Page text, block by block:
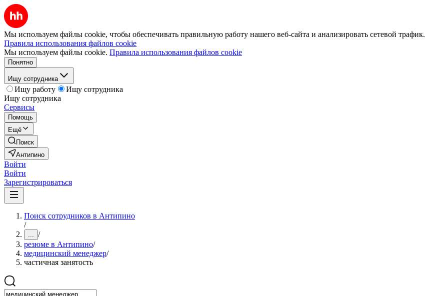
Мы используем файлы cookie, чтобы обеспечивать правильную работу нашего веб-сайта и анализировать сетевой трафик.
Правила использования файлов cookie
Мы используем файлы cookie. Правила использования файлов cookie
Понятно
Ищу сотрудника
Ищу работу
Ищу сотрудника
Ищу сотрудника
Сервисы
Помощь
Ещё
Поиск
Антипино
Войти
Войти
Зарегистрироваться
Поиск сотрудников в Антипино
/
... /
резюме в Антипино/
медицинский менеджер/
частичная занятость